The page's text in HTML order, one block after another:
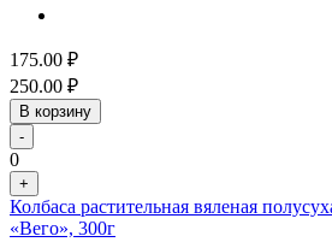
175.00 ₽
250.00 ₽
В корзину
-
0
+
Колбаса растительная вяленая
«Вего», 300г